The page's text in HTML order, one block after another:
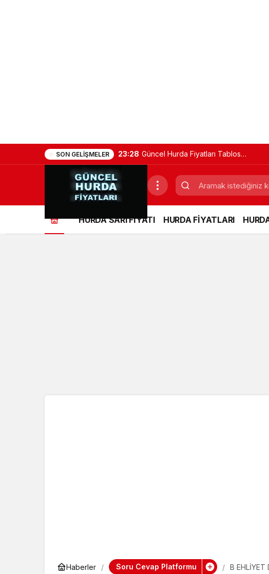
SON GELIŞMELER 23:28 Güncel Hurda Fiyatları Tablosu
(Demir, Bakır, Sarı, Alüminyum)
HURDA SARI FİYATI HURDA FİYATLARI
Haberler Soru Cevap Platformu
B EHLİYET